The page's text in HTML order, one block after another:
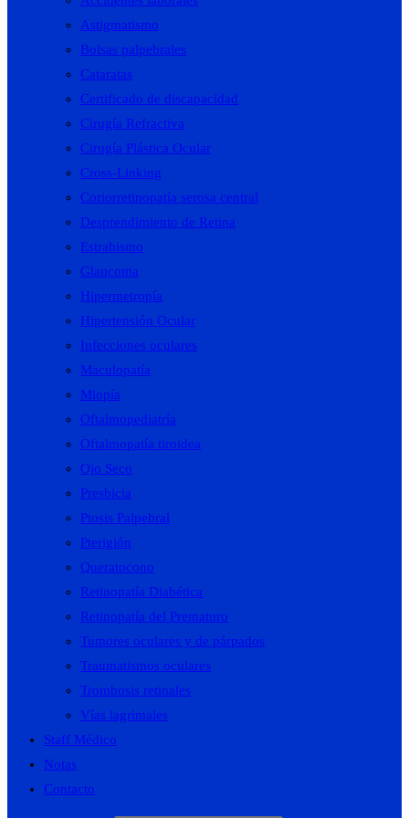
Astigmatismo
Bolsas palpebrales
Cataratas
Certificado de discapacidad
Cirugía Refractiva
Cirugía Plástica Ocular
Cross-Linking
Coriorretinopatía serosa central
Desprendimiento de Retina
Estrabismo
Glaucoma
Hipermetropía
Hipertensión Ocular
Infecciones oculares
Maculopatía
Miopía
Oftalmopediatría
Oftalmopatía tiroidea
Ojo Seco
Presbicia
Ptosis Palpebral
Pterigión
Queratocono
Retinopatía Diabética
Retinopatía del Prematuro
Tumores oculares y de párpados
Traumatismos oculares
Trombosis retinales
Vías lagrimales
Staff Médico
Notas
Contacto